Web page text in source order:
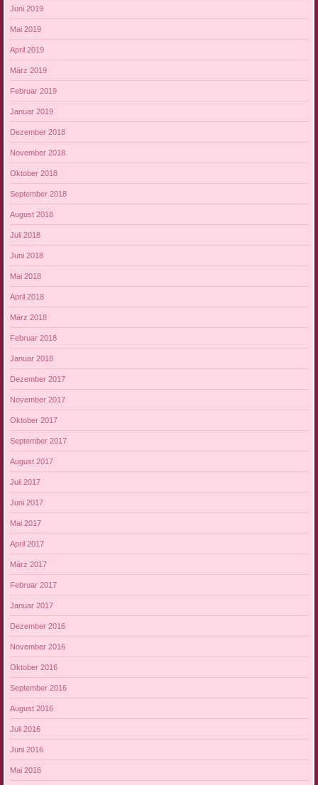
Juni 2019
Mai 2019
April 2019
März 2019
Februar 2019
Januar 2019
Dezember 2018
November 2018
Oktober 2018
September 2018
August 2018
Juli 2018
Juni 2018
Mai 2018
April 2018
März 2018
Februar 2018
Januar 2018
Dezember 2017
November 2017
Oktober 2017
September 2017
August 2017
Juli 2017
Juni 2017
Mai 2017
April 2017
März 2017
Februar 2017
Januar 2017
Dezember 2016
November 2016
Oktober 2016
September 2016
August 2016
Juli 2016
Juni 2016
Mai 2016